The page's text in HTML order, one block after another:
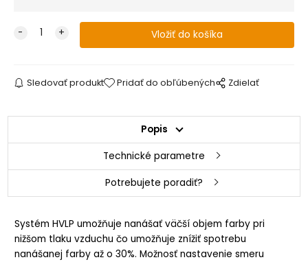
Sledovať produkt Pridať do obľúbených Zdielať
Popis
Technické parametre
Potrebujete poradiť?
Systém HVLP umožňuje nanášať väčší objem farby pri
nižšom tlaku vzduchu čo umožňuje znížiť spotrebu
nanášanej farby až o 30%. Možnosť nastavenie smeru